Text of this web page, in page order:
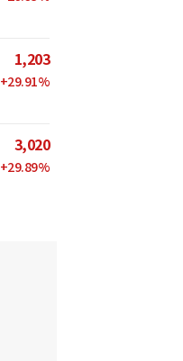
1,203
+29.91%
3,020
+29.89%